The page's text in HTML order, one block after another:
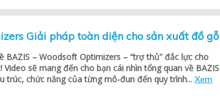
Giải pháp toàn diện cho sản xuất đồ gỗ
BAZIS – Woodsoft Optimizers – “trợ thủ” đắc lực cho
sẽ mang đến cho bạn cái nhìn tổng quan về BAZIS
trúc, chức năng của từng mô-đun đến quy trình... Xem